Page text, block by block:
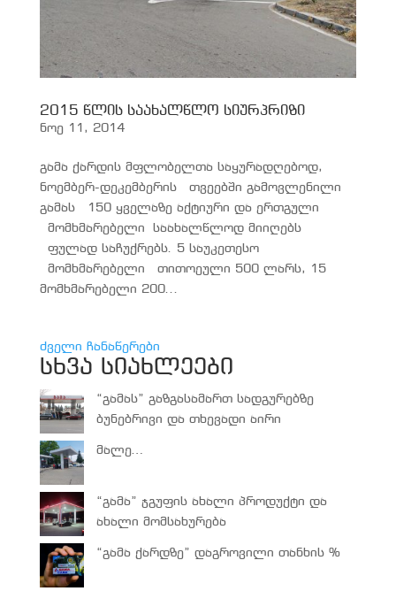
2015 წლის საახალწლო სიურპრიზი
ნოე 11, 2014
გამა ქარდის მფლობელთა საყურადღებოდ,
ნოემბერ-დეკემბერის თვეებში გამოვლენილი
გამას 150 ყველაზე აქტიური და ერთგული
მომხმარებელი საახალწლოდ მიიღებს
ფულად საჩუქრებს. 5 საუკეთესო
მომხმარებელი თითოეული 500 ლარს, 15
მომხმარებელი 200...
ძველი ჩანაწერები
სხვა სიახლეები
“გამას” გაზგასამართ სადგურებზე
ბუნებრივი და თხევადი აირი
მალე…
“გამა” ჯგუფის ახალი პროდუქტი და
ახალი მომსახურება
“გამა ქარდზე” დაგროვილი თანხის %